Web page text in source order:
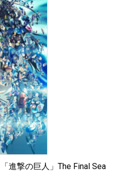
進撃の巨人」The Final Sea